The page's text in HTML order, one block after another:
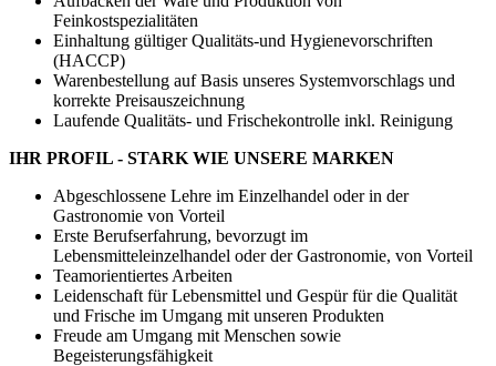
Feinkostspezialitäten
Einhaltung gültiger Qualitäts-und Hygienevorschriften
(HACCP)
Warenbestellung auf Basis unseres Systemvorschlags und
korrekte Preisauszeichnung
Laufende Qualitäts- und Frischekontrolle inkl. Reinigung
IHR PROFIL - STARK WIE UNSERE MARKEN
Abgeschlossene Lehre im Einzelhandel oder in der
Gastronomie von Vorteil
Erste Berufserfahrung, bevorzugt im
Lebensmitteleinzelhandel oder der Gastronomie, von Vorteil
Teamorientiertes Arbeiten
Leidenschaft für Lebensmittel und Gespür für die Qualität
und Frische im Umgang mit unseren Produkten
Freude am Umgang mit Menschen sowie
Begeisterungsfähigkeit